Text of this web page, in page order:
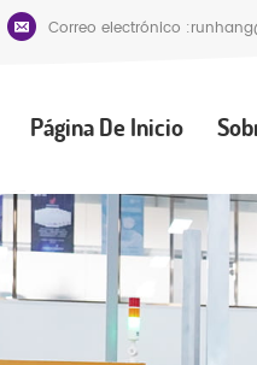
Correo electrónico :
Página De Inicio